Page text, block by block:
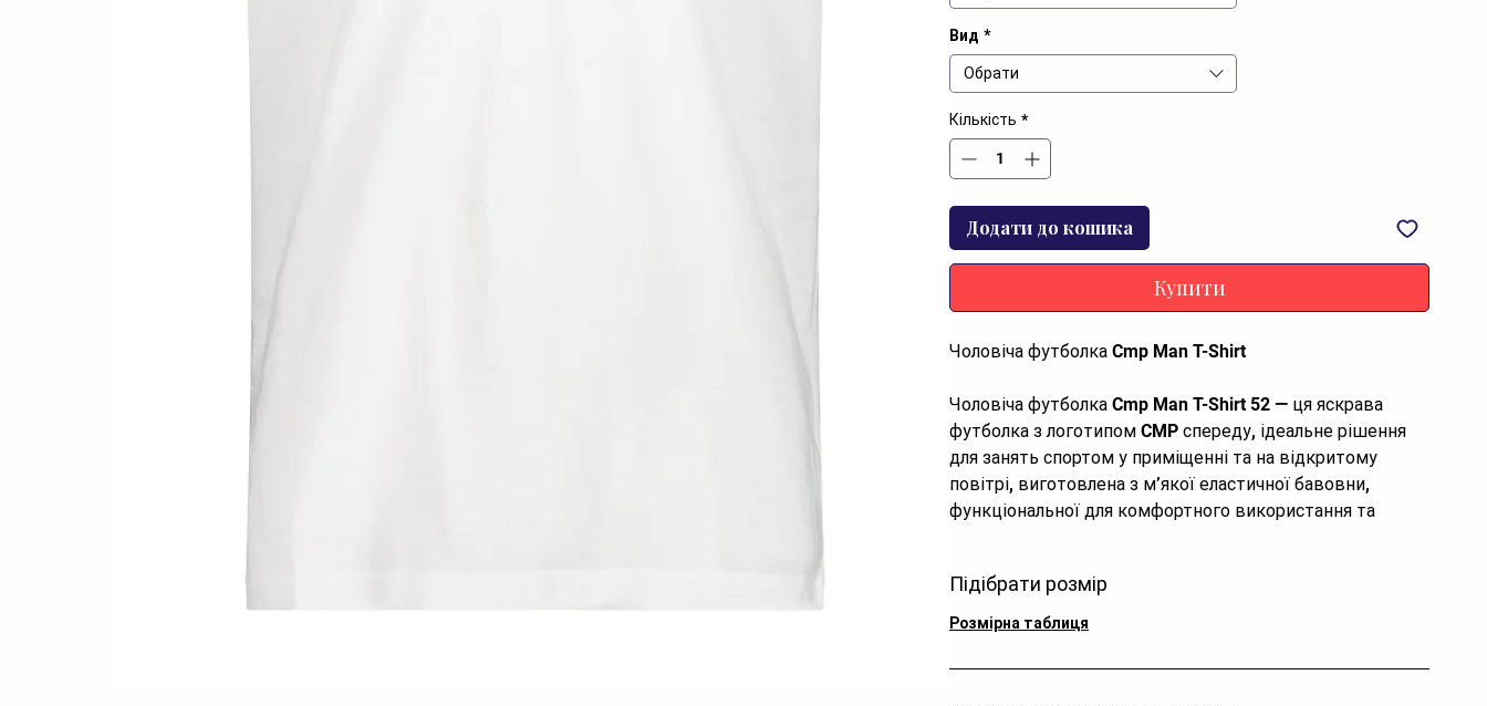
Вид *
Обрати
Кількість *
Додати до кошика
Купити
Чоловіча футболка Cmp Man T-Shirt
Чоловіча футболка Cmp Man T-Shirt 52 — ця яскрава
футболка з логотипом CMP спереду, ідеальне рішення
для занять спортом у приміщенні та на відкритому
повітрі, виготовлена з м’якої еластичної бавовни,
функціональної для комфортного використання та
Характеристики
Артикул:32D8147P-05XL.52
Підібрати розмір
Розмірна таблиця